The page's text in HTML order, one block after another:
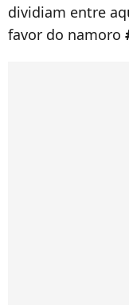
dividiam entre
favor do namoro